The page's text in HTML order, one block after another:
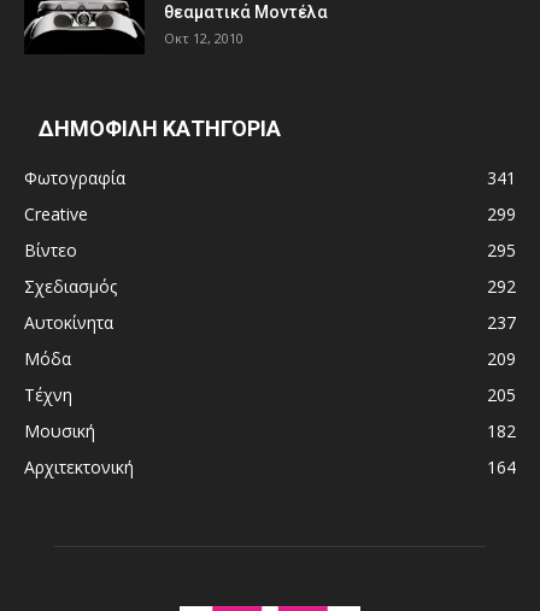
θεαματικά Μοντέλα
Οκτ 12, 2010
ΔΗΜΟΦΙΛΗ ΚΑΤΗΓΟΡΙΑ
Φωτογραφία
341
Creative
299
Βίντεο
295
Σχεδιασμός
292
Αυτοκίνητα
237
Μόδα
209
Τέχνη
205
Μουσική
182
Αρχιτεκτονική
164